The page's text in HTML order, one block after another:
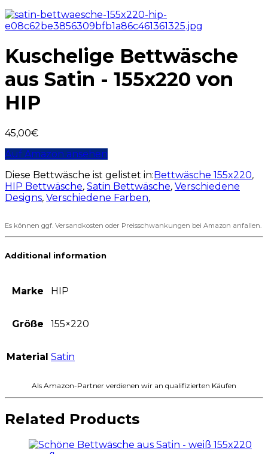
Kuschelige Bettwäsche
aus Satin - 155x220 von
HIP
45,00€
Auf Amazon ansehen
Diese Bettwäsche ist gelistet in:Bettwäsche 155x220,
HIP Bettwäsche, Satin Bettwäsche, Verschiedene
Designs, Verschiedene Farben,
Es können ggf. Versandkosten oder Preisschwankungen bei Amazon anfallen.
Additional information
Marke HIP
Größe 155×220
Material Satin
Als Amazon-Partner verdienen wir an qualifizierten Käufen
Related Products